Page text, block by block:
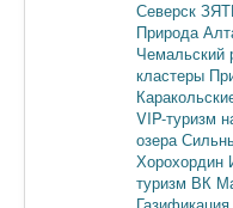
Северск
Природа
Чемальский
кластеры
VIP-туризм
озера
Хорохордин
туризм ВК
Газификация